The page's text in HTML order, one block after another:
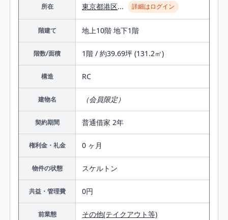
所在 東京都港区... 詳細はログイン
階建て 地上10階 地下1階
階数/面積 1階 / 約39.69坪 (131.2㎡)
構造 RC
建物名 （会員限定）
契約期間 普通借家 2年
権利金・礼金 0 ヶ月
物件の状態 スケルトン
共益・管理費 0円
前業態 その他(テイクアウト等)